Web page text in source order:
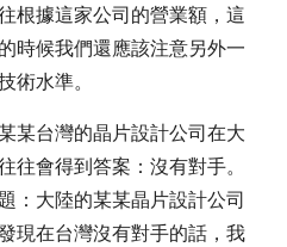
根據這家公司的營業額，這
時候我們還應該注意另外一
術水準。
某台灣的晶片設計公司在大
往會得到答案：沒有對手。
：大陸的某某晶片設計公司
現在台灣沒有對手的話，我